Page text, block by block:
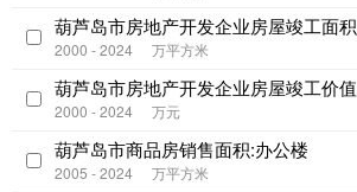
葫芦岛市房地产开发企业房屋竣工面积
2000 - 2024 万平方米
葫芦岛市房地产开发企业房屋竣工价值
2000 - 2024 万元
葫芦岛市商品房销售面积:办公楼
2005 - 2024 万平方米